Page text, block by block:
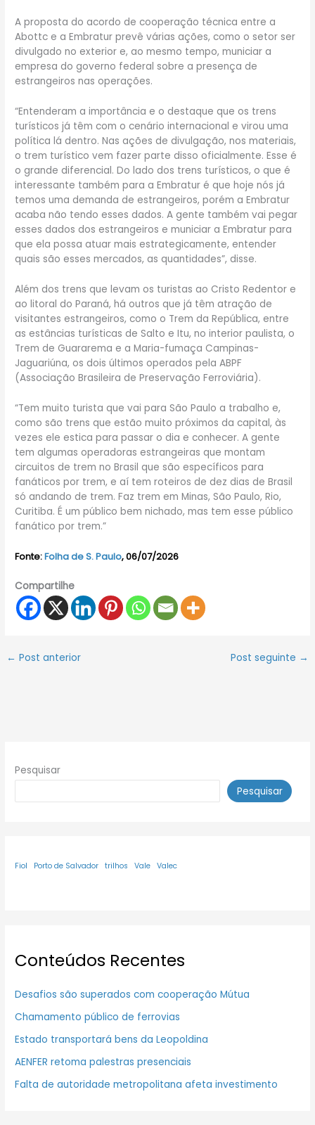
A proposta do acordo de cooperação técnica entre a
Abottc e a Embratur prevê várias ações, como o setor ser
divulgado no exterior e, ao mesmo tempo, municiar a
empresa do governo federal sobre a presença de
estrangeiros nas operações.
“Entenderam a importância e o destaque que os trens
turísticos já têm com o cenário internacional e virou uma
política lá dentro. Nas ações de divulgação, nos materiais,
o trem turístico vem fazer parte disso oficialmente. Esse é
o grande diferencial. Do lado dos trens turísticos, o que é
interessante também para a Embratur é que hoje nós já
temos uma demanda de estrangeiros, porém a Embratur
acaba não tendo esses dados. A gente também vai pegar
esses dados dos estrangeiros e municiar a Embratur para
que ela possa atuar mais estrategicamente, entender
quais são esses mercados, as quantidades”, disse.
Além dos trens que levam os turistas ao Cristo Redentor e
ao litoral do Paraná, há outros que já têm atração de
visitantes estrangeiros, como o Trem da República, entre
as estâncias turísticas de Salto e Itu, no interior paulista, o
Trem de Guararema e a Maria-fumaça Campinas-
Jaguariúna, os dois últimos operados pela ABPF
(Associação Brasileira de Preservação Ferroviária).
“Tem muito turista que vai para São Paulo a trabalho e,
como são trens que estão muito próximos da capital, às
vezes ele estica para passar o dia e conhecer. A gente
tem algumas operadoras estrangeiras que montam
circuitos de trem no Brasil que são específicos para
fanáticos por trem, e aí tem roteiros de dez dias de Brasil
só andando de trem. Faz trem em Minas, São Paulo, Rio,
Curitiba. É um público bem nichado, mas tem esse público
fanático por trem.”
Fonte:Folha de S. Paulo, 06/07/2026
Compartilhe
← Post anterior Post seguinte →
Pesquisar
Pesquisar
Fiol Porto de Salvador trilhos Vale Valec
Conteúdos Recentes
Desafios são superados com cooperação Mútua
Chamamento público de ferrovias
Estado transportará bens da Leopoldina
AENFER retoma palestras presenciais
Falta de autoridade metropolitana afeta investimento